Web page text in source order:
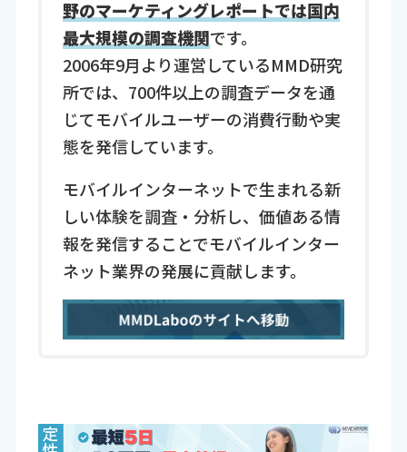
野のマーケティングレポートでは国内
最大規模の調査機関です。
2006年9月より運営しているMMD研究
所では、700件以上の調査データを通
じてモバイルユーザーの消費行動や実
態を発信しています。
モバイルインターネットで生まれる新
しい体験を調査・分析し、価値ある情
報を発信することでモバイルインター
ネット業界の発展に貢献します。